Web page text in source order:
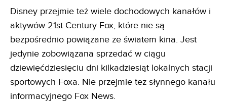
Disney przejmie też wiele dochodowych kanałów i
aktywów 21st Century Fox, które nie są
bezpośrednio powiązane ze światem kina. Jest
jedynie zobowiązana sprzedać w ciągu
dziewięćdziesięciu dni kilkadziesiąt lokalnych stacji
sportowych Foxa. Nie przejmie też słynnego kanału
informacyjnego Fox News.